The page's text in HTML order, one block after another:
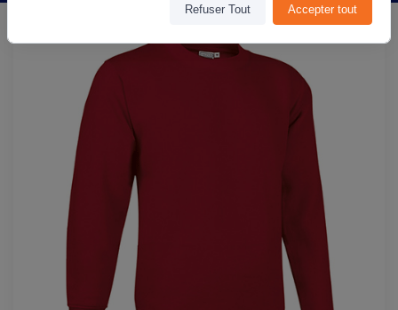
Refuser Tout Accepter tout